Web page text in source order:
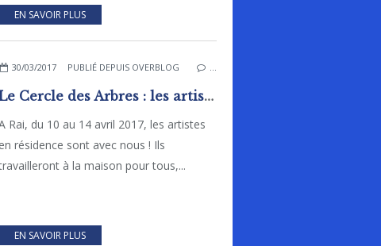
EN SAVOIR PLUS
30/03/2017 PUBLIÉ DEPUIS OVERBLOG
Le Cercle des Arbres : les artistes sont à Rai du 10 au 14 avril !
Rai, du 10 au 14 avril 2017, les artistes
en résidence sont avec nous ! Ils
à la maison pour tous,...
EN SAVOIR PLUS